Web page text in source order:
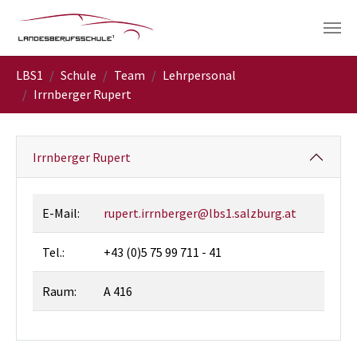
LBS1 Schule Team
Lehrpersonal
Irrnberger Rupert
Irrnberger Rupert
E-Mail: rupert.irrnberger@lbs1.salzburg.at
Tel.: +43 (0)5 75 99 711 - 41
Raum: A 416